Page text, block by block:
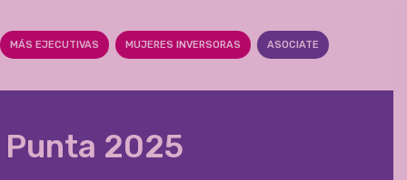
MÁS EJECUTIVAS MUJERES INVERSORAS ASOCIATE
2025